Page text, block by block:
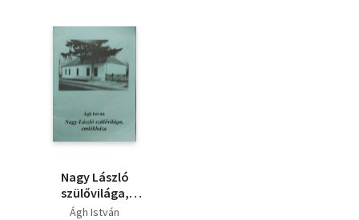
Nagy László
szülővilága,
emlékháza
Ágh István